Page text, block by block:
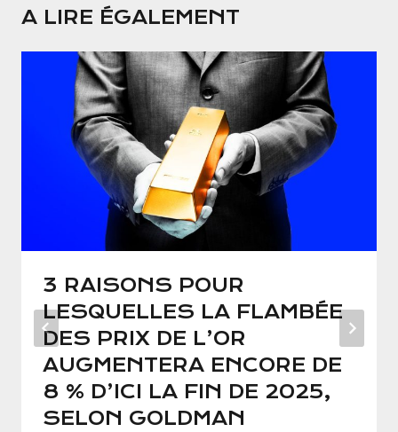
A LIRE ÉGALEMENT
3 RAISONS POUR
LESQUELLES LA FLAMBÉE
DES PRIX DE L’OR
AUGMENTERA ENCORE DE
8 % D’ICI LA FIN DE 2025,
SELON GOLDMAN